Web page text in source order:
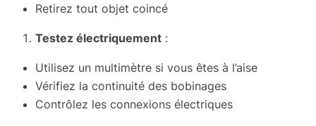
Retirez tout objet coincé
Testez électriquement :
Utilisez un multimètre si vous êtes à l’aise
Vérifiez la continuité des bobinages
Contrôlez les connexions électriques